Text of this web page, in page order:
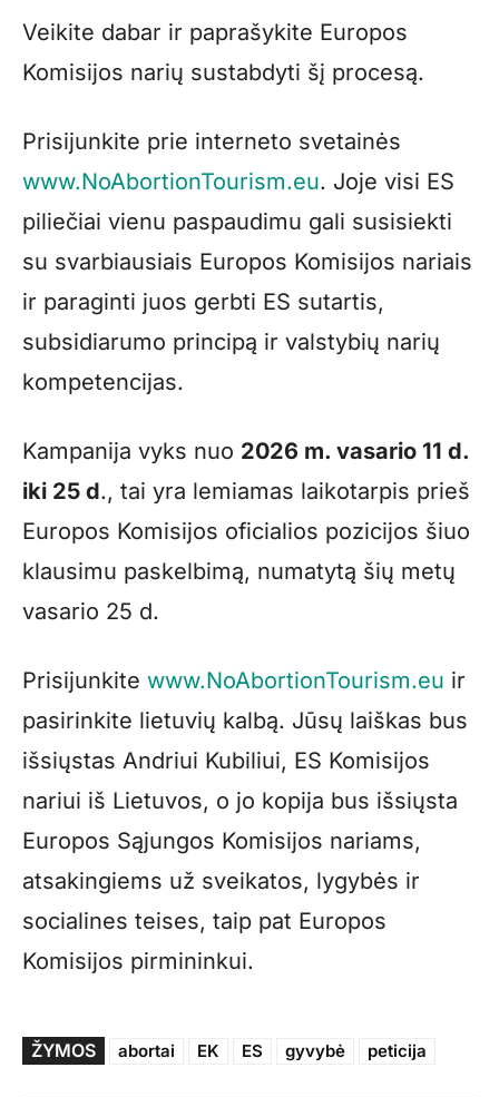
Veikite dabar ir paprašykite Europos
Komisijos narių sustabdyti šį procesą.
Prisijunkite prie interneto svetainės
www.NoAbortionTourism.eu. Joje visi ES
piliečiai vienu paspaudimu gali susisiekti
su svarbiausiais Europos Komisijos nariais
ir paraginti juos gerbti ES sutartis,
subsidiarumo principą ir valstybių narių
kompetencijas.
Kampanija vyks nuo 2026 m. vasario 11 d.
iki 25 d., tai yra lemiamas laikotarpis prieš
Europos Komisijos oficialios pozicijos šiuo
klausimu paskelbimą, numatytą šių metų
vasario 25 d.
Prisijunkite www.NoAbortionTourism.eu ir
pasirinkite lietuvių kalbą. Jūsų laiškas bus
išsiųstas Andriui Kubiliui, ES Komisijos
nariui iš Lietuvos, o jo kopija bus išsiųsta
Europos Sąjungos Komisijos nariams,
atsakingiems už sveikatos, lygybės ir
socialines teises, taip pat Europos
Komisijos pirmininkui.
ŽYMOS abortai EK ES gyvybė peticija